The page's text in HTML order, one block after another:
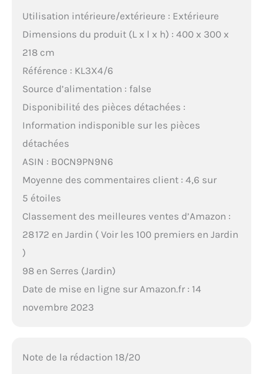
Utilisation intérieure/extérieure : Extérieure
Dimensions du produit (L x l x h) : 400 x 300 x
218 cm
Référence : KL3X4/6
Source d’alimentation : false
Disponibilité des pièces détachées :
Information indisponible sur les pièces
détachées
ASIN : B0CN9PN9N6
Moyenne des commentaires client : 4,6 sur
5 étoiles
Classement des meilleures ventes d’Amazon :
28 172 en Jardin ( Voir les 100 premiers en Jardin
)
98 en Serres (Jardin)
Date de mise en ligne sur Amazon.fr : 14
novembre 2023
Note de la rédaction 18/20